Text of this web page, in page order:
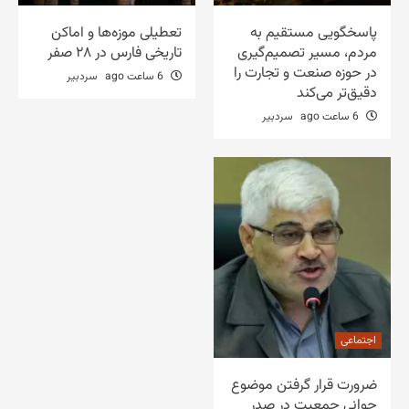
پاسخگویی مستقیم به
مردم، مسیر تصمیم‌گیری
در حوزه صنعت و تجارت را
دقیق‌تر می‌کند
سردبیر
تعطیلی موزه‌ها و اماکن
تاریخی فارس در ۲۸ صفر
سردبیر
اجتماعی
ضرورت قرار گرفتن موضوع